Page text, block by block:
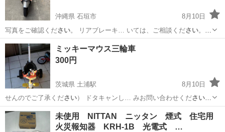
沖縄県 石垣市
8月10日
写真をご確認ください 。 リアブレーキ… いては、ご相談ください。
気になること… にお問い合わせください！
沖縄 石垣市 ホンダ
ミッキーマウス三輪車
300円
茨城県 土浦駅
8月10日
せんのでご了承ください ） ドタキャンし… みお問い合わせください。
よろしくおね…
茨城 土浦市 土浦駅 三輪車
未使用 NITTAN ニッタン 煙式 住宅用
火災報知器 KRH-1B 光電式 …